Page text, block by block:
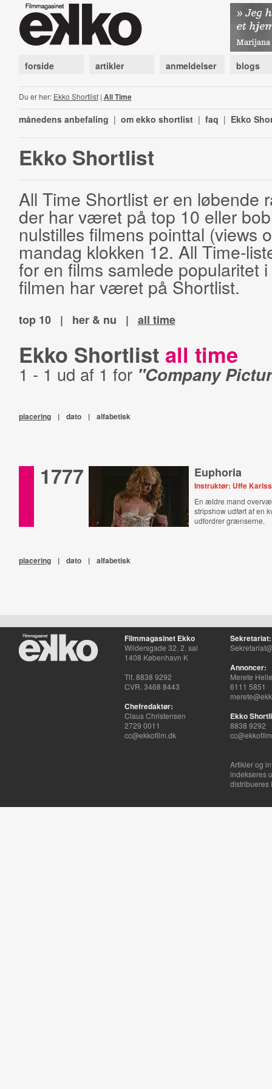
forside artikler anmeldelser blogs
Du er her: Ekko Shortlist| All Time
månedens anbefaling | om ekko shortlist | faq | Ekko
Ekko Shortlist
All Time Shortlist er en løbende
der har været på top 10 eller
nulstilles filmens pointtal (views
mandag klokken 12. All Time-
for en films samlede popularitet
filmen har været på Shortlist.
top 10 | her & nu | all time
Ekko Shortlist all time
1 - 1 ud af 1 for "Company
placering | dato | alfabetisk
1777 Euphoria
Instruktør: Uffe
En ældre mand
stripshow udført af en
udfordrer grænserne.
placering | dato | alfabetisk
Filmmagasinet Ekko
Wildersgade 32, 2. sal
1408 København K
Tlf. 8838 9292
CVR. 3468 8443
Chefredaktør:
Claus Christensen
2729 0011
cc@ekkofilm.dk
Sekretariat:
Annoncer:
Merete
6111 5851
Ekko
8838 9292
Artikler og
indekseres
distribueres